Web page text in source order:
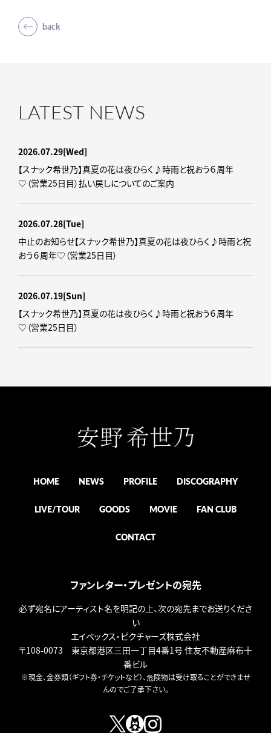
back
LATEST NEWS
2026.07.29[Wed]
【スナック希世乃】真夏の花は夜ひらく♪時雨と祝おう６周年
♡（営業25日目）払い戻しについてのご案内
2026.07.28[Tue]
中止のお知らせ【スナック希世乃】真夏の花は夜ひらく♪時雨と祝
おう６周年♡（営業25日目）
2026.07.19[Sun]
【スナック希世乃】真夏の花は夜ひらく♪時雨と祝おう６周年
♡（営業25日目）
HOME NEWS PROFILE DISCOGRAPHY
LIVE/TOUR GOODS MOVIE FAN CLUB
CONTACT
ファンレター・プレゼントの宛先
必ず宛名にアーティスト名を明記の上、次の宛先までお送りくださ
い
エイベックス・ピクチャーズ株式会社
〒108-0073 東京都港区三田一丁目4番1号 住友不動産麻布十
番ビル
※現金、金券類（ギフト券・チケットなど）、危険物は受け取ることができませ
んのでご了承下さい。